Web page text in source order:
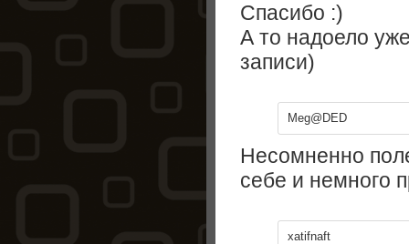
Спасибо :)
А то надоело
записи)
Meg@DED
Несомненно
себе и немного
xatifnaft